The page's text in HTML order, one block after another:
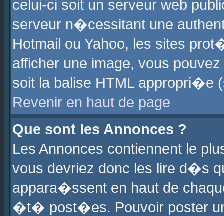
celui-ci soit un serveur web
serveur n�cessitant une
Hotmail ou Yahoo, les sites
afficher une image, vous
soit la balise HTML
Revenir en haut de page
Que sont les Annonces ?
Les Annonces contiennent le
vous devriez donc les lire d�s
appara�ssent en haut de
�t� post�es. Pouvoir poster